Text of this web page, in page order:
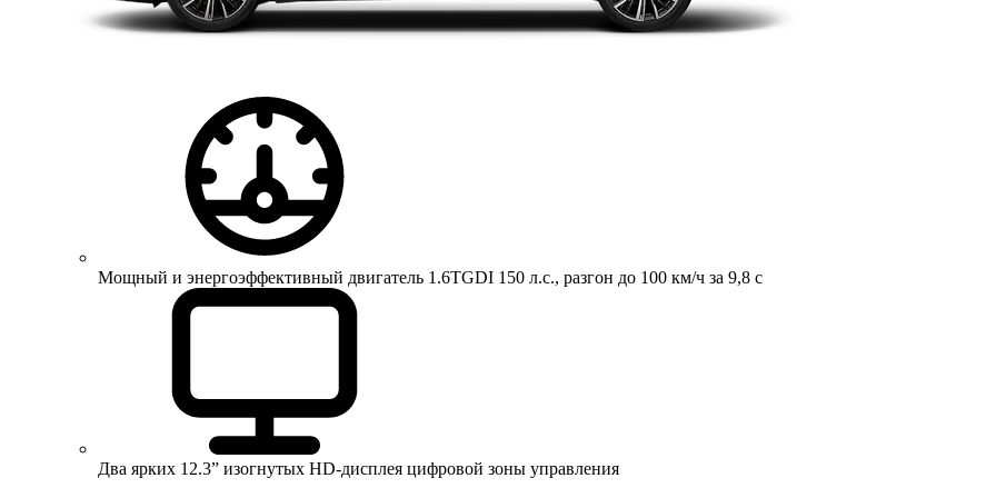
Мощный и энергоэффективный двигатель 1.6TGDI 150 л.с., разгон до 100 км/ч за 9,8 с
Два ярких 12.3” изогнутых HD-дисплея цифровой зоны управления